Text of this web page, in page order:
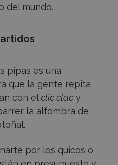
del mundo.
pipas es una
que la gente repita
con elclic clac y
la alfombra de
por los quicos o